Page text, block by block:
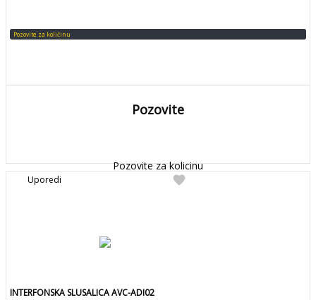
Pozovite za količinu
Pozovite
Pozovite za kolicinu
favorite
Uporedi
INTERFONSKA SLUSALICA AVC-ADI02